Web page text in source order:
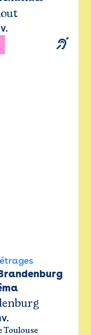
Toulouse